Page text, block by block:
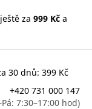
za 999 Kč a
30 dnů: 399 Kč
+420 731 000 147
7:30–17:00 hod)